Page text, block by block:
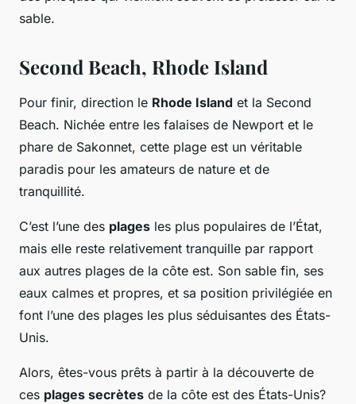
sable.
Second Beach, Rhode Island
Pour finir, direction le Rhode Island et la Second
Beach. Nichée entre les falaises de Newport et le
phare de Sakonnet, cette plage est un véritable
paradis pour les amateurs de nature et de
tranquillité.
C’est l’une des plages les plus populaires de l’État,
mais elle reste relativement tranquille par rapport
aux autres plages de la côte est. Son sable fin, ses
eaux calmes et propres, et sa position privilégiée en
font l’une des plages les plus séduisantes des États-
Unis.
Alors, êtes-vous prêts à partir à la découverte de
ces plages secrètes de la côte est des États-Unis?